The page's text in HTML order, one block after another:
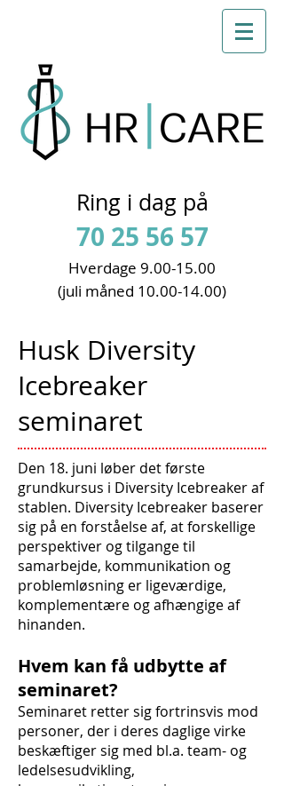
Ring i dag på
70 25 56 57
Hverdage 9.00-15.00
(juli måned 10.00-14.00)
Husk Diversity
Icebreaker
seminaret
Den 18. juni løber det første
grundkursus i Diversity Icebreaker af
stablen. Diversity Icebreaker baserer
sig på en forståelse af, at forskellige
perspektiver og tilgange til
samarbejde, kommunikation og
problemløsning er ligeværdige,
komplementære og afhængige af
hinanden.
Hvem kan få udbytte af
seminaret?
Seminaret retter sig fortrinsvis mod
personer, der i deres daglige virke
beskæftiger sig med bl.a. team- og
ledelsesudvikling,